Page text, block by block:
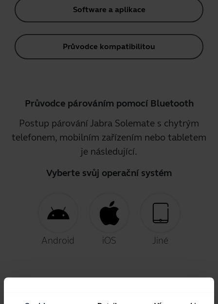
Software a aplikace
Průvodce kompatibilitou
Průvodce párováním pomocí Bluetooth
Postup párování Jabra Solemate s chytrým
telefonem, mobilním zařízením nebo tabletem
je následující.
Vyberte svůj operační systém
Android iOS Jiné